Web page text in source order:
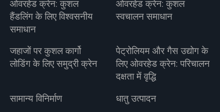
ओवरहेड क्रेन: कुशल
हैंडलिंग के लिए विश्वसनीय
समाधान
ओवरहेड क्रेन: कुशल
स्वचालन समाधान
जहाजों पर कुशल कार्गो
लोडिंग के लिए समुद्री क्रेन
पेट्रोलियम और गैस उद्योग के
लिए ओवरहेड क्रेन: परिचालन
दक्षता में वृद्धि
सामान्य विनिर्माण
धातु उत्पादन